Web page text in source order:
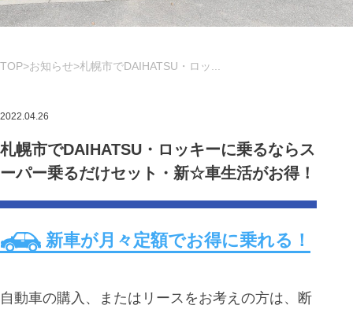
TOP お知らせ 札幌市でDAIHATSU・ロッ...
2022.04.26
札幌市でDAIHATSU・ロッキーに乗るならス
ーパー乗るだけセット・新☆車生活がお得！
新車が月々定額でお得に乗れる！
自動車の購入、またはリースをお考えの方は、断